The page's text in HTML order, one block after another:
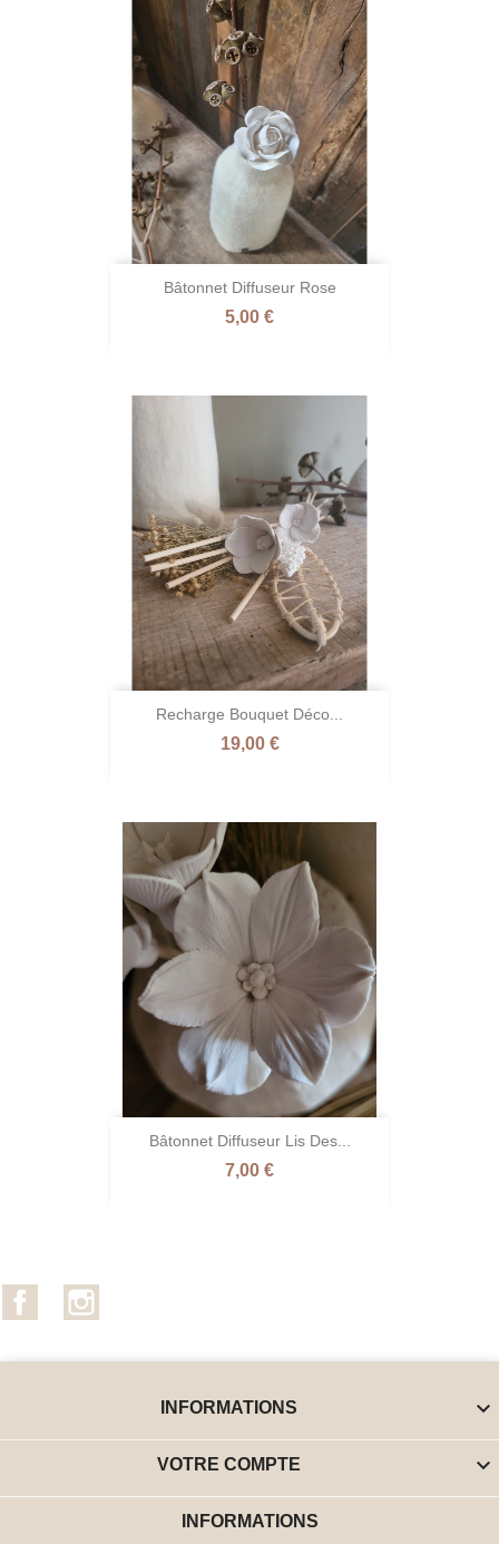
Bâtonnet Diffuseur Rose
Prix
5,00 €
Recharge Bouquet Déco...
Prix
19,00 €
Bâtonnet Diffuseur Lis Des...
Prix
7,00 €
Facebook
INFORMATIONS 
VOTRE COMPTE 
INFORMATIONS